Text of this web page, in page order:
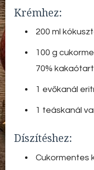
Krémhez:
200 ml
100 g
70%
1 evőkanál
1 teáskanál
Díszítéshez:
Cukormentes